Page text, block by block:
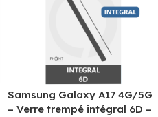
Samsung Galaxy A17 4G/5G
– Verre trempé intégral 6D –